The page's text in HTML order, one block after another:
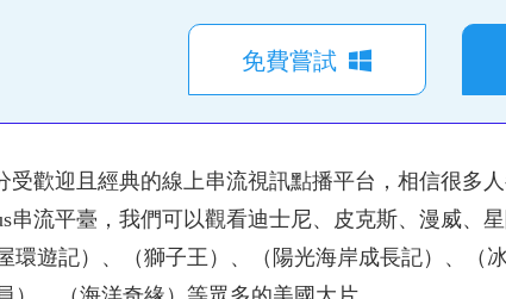
免費嘗試
受歡迎且經典的線上串流視訊點播平台，相信很多
串流平臺，我們可以觀看迪士尼、皮克斯、漫威、
環遊記）、（獅子王）、（陽光海岸成長記）、（